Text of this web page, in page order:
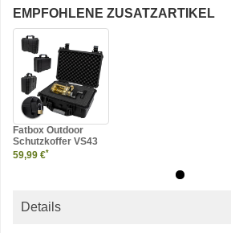
EMPFOHLENE ZUSATZARTIKEL
Fatbox Outdoor
Schutzkoffer VS43
59,99 €*
Details